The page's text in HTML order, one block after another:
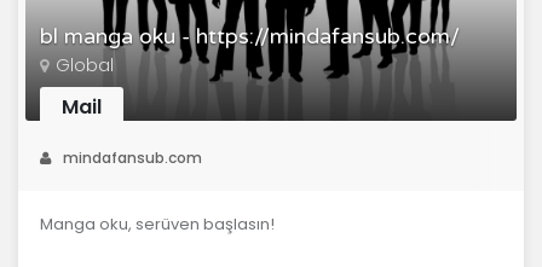
bl manga oku - https://mindafansub.com/
Global
Mail
mindafansub.com
Manga oku, serüven başlasın!